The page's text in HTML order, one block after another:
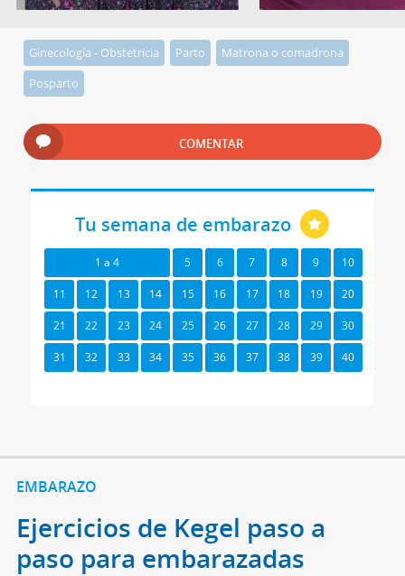
Ginecología - Obstetricia Parto
Matrona o comadrona
Posparto
COMENTAR
Tu semana de embarazo
1 a 4 5 6 7 8 9 10
11 12 13 14 15 16 17 18 19 20
21 22 23 24 25 26 27 28 29 30
31 32 33 34 35 36 37 38 39 40
EMBARAZO
Ejercicios de Kegel paso a
paso para embarazadas